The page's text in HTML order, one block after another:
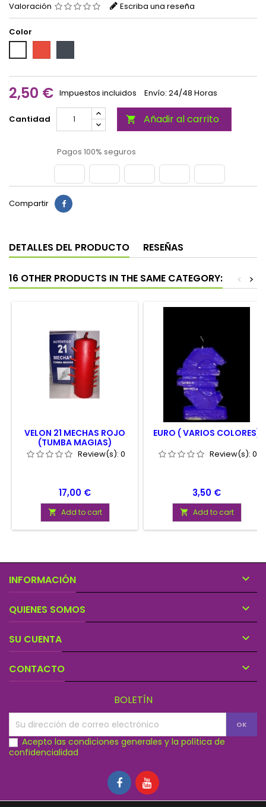
Valoración Escriba una reseña
Color
2,50 € Impuestos incluidos Envío: 24/48 Horas
Cantidad  Añadir al carrito
Pagos 100% seguros
Compartir
DETALLES DEL PRODUCTO RESEÑAS
16 OTHER PRODUCTS IN THE SAME CATEGORY: >
<
VELON 21 MECHAS ROJO
(TUMBA MAGIAS)
Review(s): 0
Price
17,00 €
 Add to cart
EURO ( VARIOS COLORES)
Review(s): 0
Price
3,50 €
 Add to cart
INFORMACIÓN 
QUIENES SOMOS 
SU CUENTA 
CONTACTO 
BOLETÍN
Acepto las condiciones generales y la política de
confidencialidad